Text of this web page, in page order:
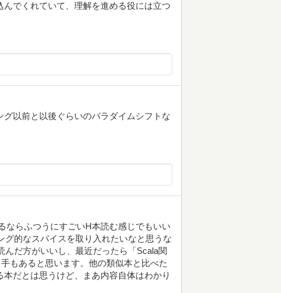
でくれていて、理解を進める役には立つ
以前と以後ぐらいのパラダイムシフトな
ならふつうにすごいH本読む感じでもいい
的なスパイスを取り入れたいなと思うな
だ方がいいし、最近だったら「Scala関
もあると思います。他の類似本と比べた
だとは思うけど、まあ内容自体はわかり